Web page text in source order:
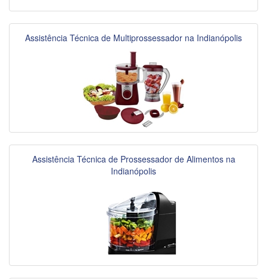
Assistência Técnica de Multiprossessador na Indianópolis
Assistência Técnica de Prossessador de Alimentos na
Indianópolis